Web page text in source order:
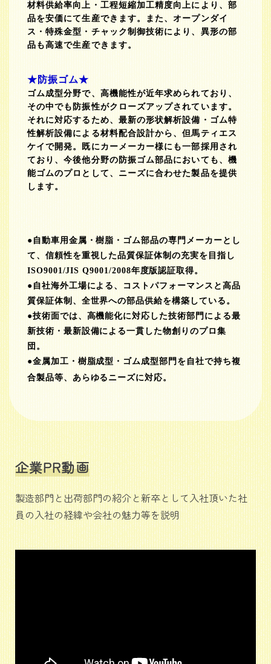
材料供給率向上・工程短縮加工精度向上により、部
品を安価にて生産できます。また、オープンダイ
ス・特殊金型・チャック制御技術により、異形の部
品も高速で生産できます。
★防振ゴム★
ゴム成型分野で、高機能性が近年求められており、
その中でも防振性がクローズアップされています。
それに対応するため、最新の形状解析設備・ゴム特
性解析設備による材料配合設計から、但馬ティエス
ケイで開発。既にカーメーカー様にも一部採用され
ており、今後他分野の防振ゴム部品においても、機
能ゴムのプロとして、ニーズに合わせた製品を提供
します。
●自動車用金属・樹脂・ゴム部品の専門メーカーとし
て、信頼性を重視した品質保証体制の充実を目指し
ISO9001/JIS Q9001/2008年度版認証取得。
●自社海外工場による、コストパフォーマンスと高品
質保証体制、全世界への部品供給を構築している。
●技術面では、高機能化に対応した技術部門による最
新技術・最新設備による一貫した物創りのプロ集
団。
●金属加工・樹脂成型・ゴム成型部門を自社で持ち複
合製品等、あらゆるニーズに対応。
企業PR動画
製造部門と出荷部門の紹介と新卒として入社頂いた社
員の入社の経緯や会社の魅力等を説明